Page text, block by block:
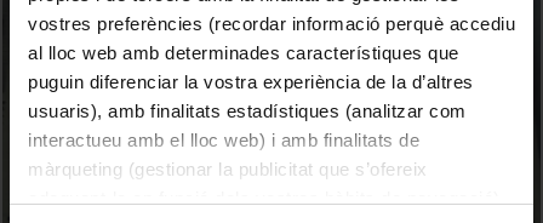
vostres preferències (recordar informació perquè accediu
al lloc web amb determinades característiques que
puguin diferenciar la vostra experiència de la d’altres
usuaris), amb finalitats estadístiques (analitzar com
interactueu amb el lloc web) i amb finalitats de
màrqueting (gestionar la publicitat que s’ofereix